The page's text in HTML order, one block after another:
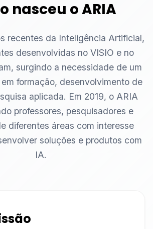
nasceu o ARIA
recentes da Inteligência Artificial,
desenvolvidas no VISIO e no
surgindo a necessidade de um
formação, desenvolvimento de
aplicada. Em 2019, o ARIA
professores, pesquisadores e
diferentes áreas com interesse
soluções e produtos com
IA.